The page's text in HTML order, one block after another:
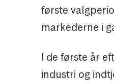
første
markederne i
I de første år
industri og